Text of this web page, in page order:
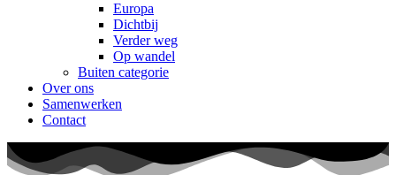
Europa
Dichtbij
Verder weg
Op wandel
Buiten categorie
Over ons
Samenwerken
Contact